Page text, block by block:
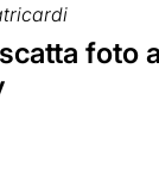
foto